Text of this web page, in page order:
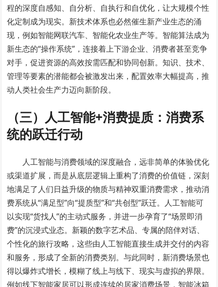
程的深度自感知、自分析、自执行和自优化，让大规模个性
化定制成为现实。新技术体系也必然催生新产业生态的涌
现，例如智能网联汽车、智能化农业生产等。智能算法成为
新生态的“操作系统”，连接着上下游企业、消费者甚至竞争
对手，促进资源的高效按需匹配和协同创新。知识、技术、
管理等要素的潜能都会被激发出来，配置效率大幅提高，推
动人类社会生产力迈向新阶段。
（三）人工智能+消费提质：消费系
统的跃迁行动
人工智能与消费领域的深度融合，远非简单的体验优化
或渠道扩展，而是从底层逻辑上重构了消费的价值链，深刻
地满足了人们日益升级的物质与精神双重消费需求，推动消
费系统从“满足型”向“提质型”和“共创型”跃迁。人工智能可
以实现“货找人”的主动式服务，并进一步孕育了“场景即消
费”的沉浸式业态。新颖的数字艺术品、专属的陪伴对话、
个性化的旅行攻略，这些由人工智能直接生成并交付的内容
和服务，形成了全新的消费类别。与此同时，新消费场景也
得以爆炸式增长，模糊了线上与线下、现实与虚拟的界限。
例如线下智能家居可以形成连续的居家消费场景，智能冰箱